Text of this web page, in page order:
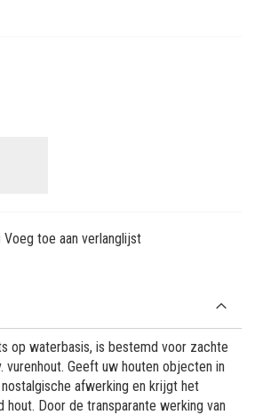
Voeg toe aan verlanglijst
op waterbasis, is bestemd voor zachte
vurenhout. Geeft uw houten objecten in
afwerking en krijgt het
hout. Door de transparante werking van